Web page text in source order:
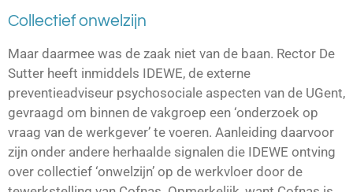
Collectief onwelzijn
Maar daarmee was de zaak niet van de baan. Rector De
Sutter heeft inmiddels IDEWE, de externe
preventieadviseur psychosociale aspecten van de UGent,
gevraagd om binnen de vakgroep een ‘onderzoek op
vraag van de werkgever’ te voeren. Aanleiding daarvoor
zijn onder andere herhaalde signalen die IDEWE ontving
over collectief ‘onwelzijn’ op de werkvloer door de